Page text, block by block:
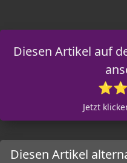
Diesen Artikel auf
Jetzt
Diesen Artikel